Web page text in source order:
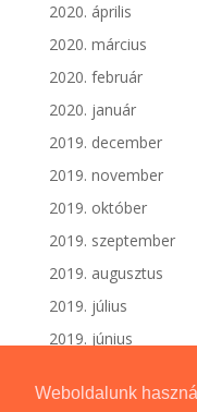
Weboldalunk
2020. április
2020. március
2020. február
2020. január
2019. december
2019. november
2019. október
2019. szeptember
2019. augusztus
2019. július
2019. június